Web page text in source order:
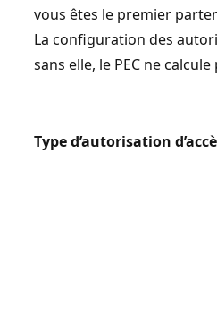
vous êtes le premier
La configuration des
sans elle, le PEC ne
Type d’autorisation